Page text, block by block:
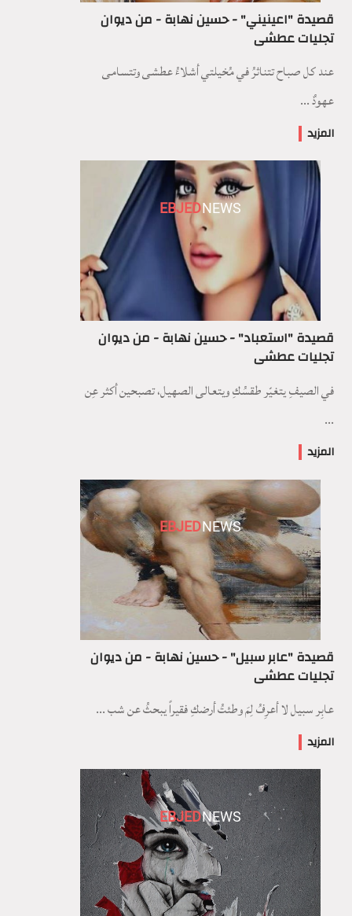
قصيدة "اعينيني" - حسين نهابة - من ديوان
تجليات عطشى
عند كل صباح تتناثرُ في مُخيلتي أشلاءُ عطشى وتتسامى
عهودٌ ...
المزيد
EBJEDNEWS
قصيدة "استعباد" - حسين نهابة - من ديوان
تجليات عطشى
في الصيفِ يتغيّر طقسُكِ ويتعالى الصهيل، تصبحين أكثر عِن
...
المزيد
EBJEDNEWS
قصيدة "عابر سبيل" - حسين نهابة - من ديوان
تجليات عطشى
عابِر سبيل لا أعرِفُ لِمَ وطئتُ أرضكِ فقيراً يبحثُ عن شب ...
المزيد
EBJEDNEWS